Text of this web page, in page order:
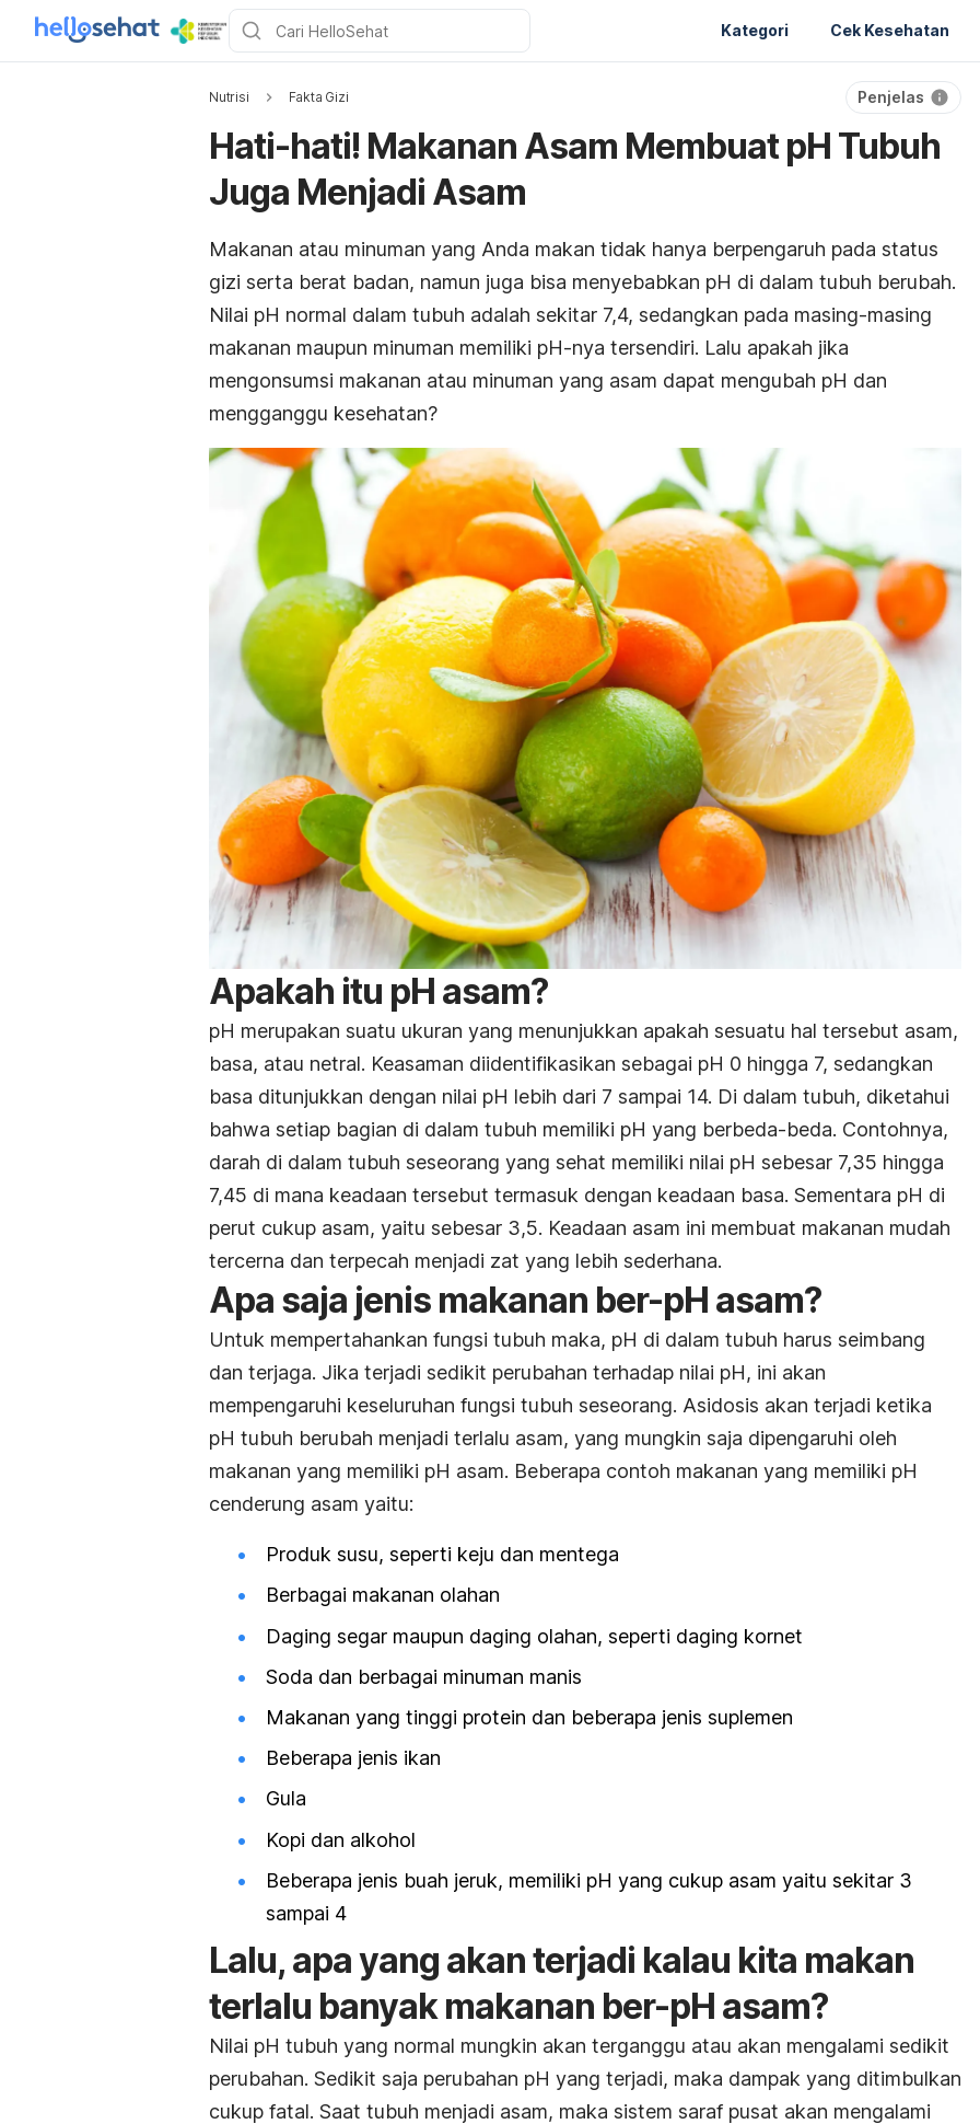
Kategori Cek Kesehatan
Nutrisi Fakta Gizi Penjelas
Hati-hati! Makanan Asam Membuat pH Tubuh
Juga Menjadi Asam
Makanan atau minuman yang Anda makan tidak hanya berpengaruh pada status
gizi serta berat badan, namun juga bisa menyebabkan pH di dalam tubuh berubah.
Nilai pH normal dalam tubuh adalah sekitar 7,4, sedangkan pada masing-masing
makanan maupun minuman memiliki pH-nya tersendiri. Lalu apakah jika
mengonsumsi makanan atau minuman yang asam dapat mengubah pH dan
mengganggu kesehatan?
Apakah itu pH asam?
pH merupakan suatu ukuran yang menunjukkan apakah sesuatu hal tersebut asam,
basa, atau netral. Keasaman diidentifikasikan sebagai pH 0 hingga 7, sedangkan
basa ditunjukkan dengan nilai pH lebih dari 7 sampai 14. Di dalam tubuh, diketahui
bahwa setiap bagian di dalam tubuh memiliki pH yang berbeda-beda. Contohnya,
darah di dalam tubuh seseorang yang sehat memiliki nilai pH sebesar 7,35 hingga
7,45 di mana keadaan tersebut termasuk dengan keadaan basa. Sementara pH di
perut cukup asam, yaitu sebesar 3,5. Keadaan asam ini membuat makanan mudah
tercerna dan terpecah menjadi zat yang lebih sederhana.
Apa saja jenis makanan ber-pH asam?
Untuk mempertahankan fungsi tubuh maka, pH di dalam tubuh harus seimbang
dan terjaga. Jika terjadi sedikit perubahan terhadap nilai pH, ini akan
mempengaruhi keseluruhan fungsi tubuh seseorang. Asidosis akan terjadi ketika
pH tubuh berubah menjadi terlalu asam, yang mungkin saja dipengaruhi oleh
makanan yang memiliki pH asam. Beberapa contoh makanan yang memiliki pH
cenderung asam yaitu:
Produk susu, seperti keju dan mentega
Berbagai makanan olahan
Daging segar maupun daging olahan, seperti daging kornet
Soda dan berbagai minuman manis
Makanan yang tinggi protein dan beberapa jenis suplemen
Beberapa jenis ikan
Gula
Kopi dan alkohol
Beberapa jenis buah jeruk, memiliki pH yang cukup asam yaitu sekitar 3
sampai 4
Lalu, apa yang akan terjadi kalau kita makan
terlalu banyak makanan ber-pH asam?
Nilai pH tubuh yang normal mungkin akan terganggu atau akan mengalami sedikit
perubahan. Sedikit saja perubahan pH yang terjadi, maka dampak yang ditimbulkan
cukup fatal. Saat tubuh menjadi asam, maka sistem saraf pusat akan mengalami